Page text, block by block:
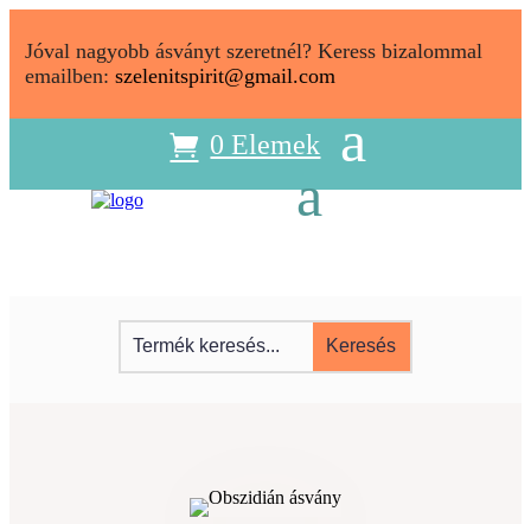
Jóval nagyobb ásványt szeretnél? Keress bizalommal
emailben: szelenitspirit@gmail.com
0 Elemek